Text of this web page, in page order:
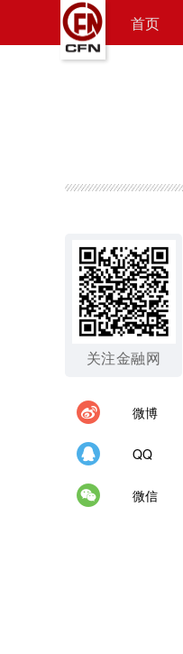
首页
关注金融网
微博
QQ
微信